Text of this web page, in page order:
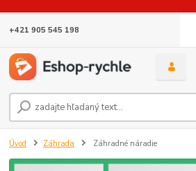
+421 905 545 198
Úvod Záhrada Záhradné náradie